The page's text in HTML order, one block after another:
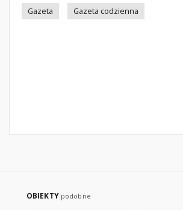
Gazeta
Gazeta codzienna
OBIEKTY podobne